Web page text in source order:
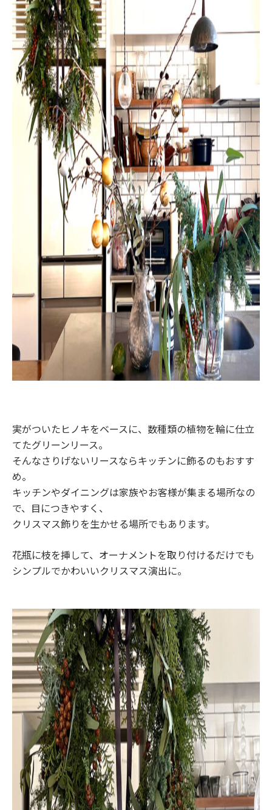
実がついたヒノキをベースに、数種類の植物を輪に仕立
てたグリーンリース。
そんなさりげないリースならキッチンに飾るのもおすす
め。
キッチンやダイニングは家族やお客様が集まる場所なの
で、目につきやすく、
クリスマス飾りを生かせる場所でもあります。
花瓶に枝を挿して、オーナメントを取り付けるだけでも
シンプルでかわいいクリスマス演出に。